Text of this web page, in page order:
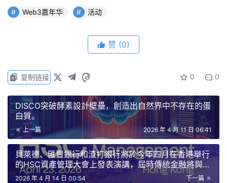
Web3嘉年华 活动
赞 (0)
0 0
复制链接
DISCO突破酵素設計壁壘，創造出自然界中不存在的蛋
白質。
上一篇 2026 年 4 月 11 日 06:41
貝萊德、匯豐銀行和渣打銀行將於今年四月在香港舉行
的HSC資產管理大會上發表演講，屆時傳統金融將與數
位資產結合。
下一篇
2026 年 4 月 14 日 00:54